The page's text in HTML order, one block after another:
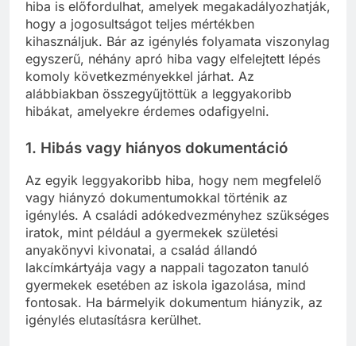
hiba is előfordulhat, amelyek megakadályozhatják,
hogy a jogosultságot teljes mértékben
kihasználjuk. Bár az igénylés folyamata viszonylag
egyszerű, néhány apró hiba vagy elfelejtett lépés
komoly következményekkel járhat. Az
alábbiakban összegyűjtöttük a leggyakoribb
hibákat, amelyekre érdemes odafigyelni.
1. Hibás vagy hiányos dokumentáció
Az egyik leggyakoribb hiba, hogy nem megfelelő
vagy hiányzó dokumentumokkal történik az
igénylés. A családi adókedvezményhez szükséges
iratok, mint például a gyermekek születési
anyakönyvi kivonatai, a család állandó
lakcímkártyája vagy a nappali tagozaton tanuló
gyermekek esetében az iskola igazolása, mind
fontosak. Ha bármelyik dokumentum hiányzik, az
igénylés elutasításra kerülhet.